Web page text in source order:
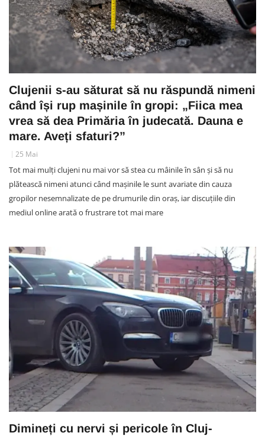
Clujenii s-au săturat să nu răspundă nimeni
când își rup mașinile în gropi: „Fiica mea
vrea să dea Primăria în judecată. Dauna e
mare. Aveți sfaturi?”
25 Mai
Tot mai mulți clujeni nu mai vor să stea cu mâinile în sân și să nu
plătească nimeni atunci când mașinile le sunt avariate din cauza
gropilor nesemnalizate de pe drumurile din oraș, iar discuțiile din
mediul online arată o frustrare tot mai mare
Dimineți cu nervi și pericole în Cluj-